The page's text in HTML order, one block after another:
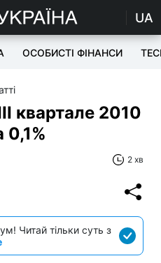
UA
ОСОБИСТІ ФІНАНСИ
квартале 2010
0,1%
2 хв
Читай тільки суть з